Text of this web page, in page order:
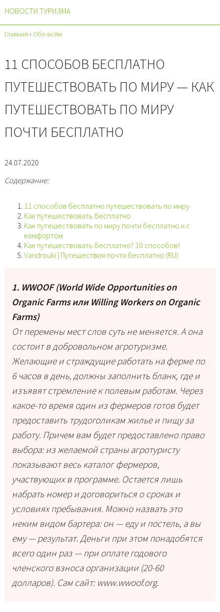
НОВОСТИ ТУРИЗМА
Главная › Обо всём
11 СПОСОБОВ БЕСПЛАТНО
ПУТЕШЕСТВОВАТЬ ПО МИРУ — КАК
ПУТЕШЕСТВОВАТЬ ПО МИРУ
ПОЧТИ БЕСПЛАТНО
24.07.2020
Содержание:
11 способов бесплатно путешествовать по миру
Как путешествовать бесплатно
Как путешествовать по миру почти бесплатно и с
комфортом
Как путешествовать бесплатно? 10 способов!
Vandrouki | Путешествия почти бесплатно (RU)
1. WWOOF (World Wide Opportunities on
Organic Farms или Willing Workers on Organic
Farms)
От перемены мест слов суть не меняется. А она
состоит в добровольном агротуризме.
Желающие и страждущие работать на ферме по
6 часов в день, должны заполнить бланк, где и
изъявят стремление к полевым работам. Через
какое-то время один из фермеров готов будет
предоставить трудоголикам жилье и пищу за
работу. Причем вам будет предоставлено право
выбора: из желаемой страны агротуристу
показывают весь каталог фермеров,
участвующих в программе. Остается лишь
набрать номер и договориться о сроках и
условиях пребывания. Можно назвать это
неким видом бартера: он — еду и постель, а вы
ему — результат. Деньги при этом понадобятся
всего один раз — при оплате годового
членского взноса организации (20-60
долларов). Сам сайт: www.wwoof.org.